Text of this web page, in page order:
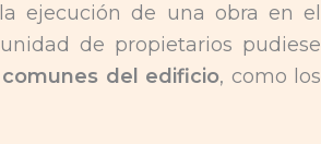
ejecución de una obra en el
de propietarios pudiese
del edificio, como los